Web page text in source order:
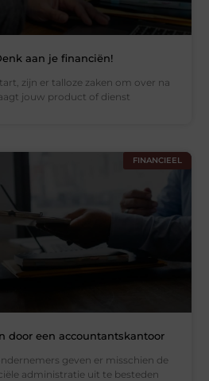
aan je financiën!
zijn er talloze zaken om over na
jouw product of dienst
FINANCIEEL
door een accountantskantoor
geven er misschien de
administratie uit te besteden